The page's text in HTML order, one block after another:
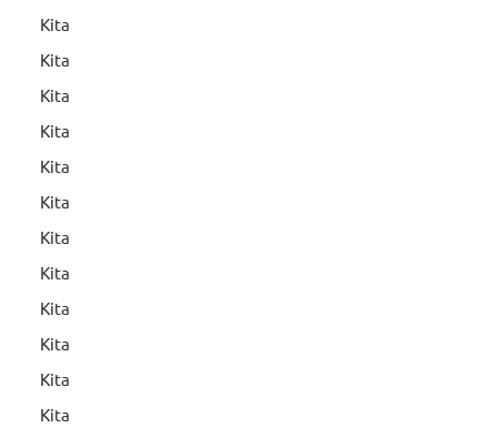
Kita
Kita
Kita
Kita
Kita
Kita
Kita
Kita
Kita
Kita
Kita
Kita